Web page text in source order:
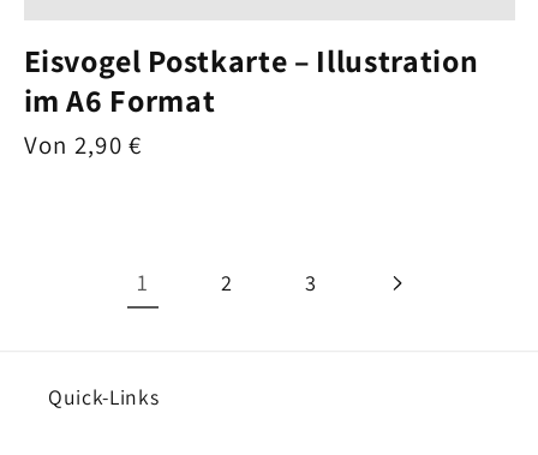
Eisvogel Postkarte – Illustration
im A6 Format
Normaler
Von 2,90 €
1 2 3
Quick-Links